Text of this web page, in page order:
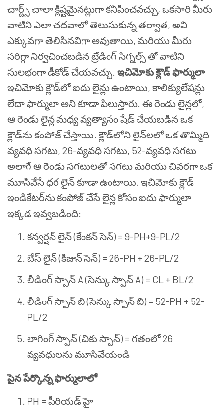
చార్ట్స్ చాలా క్లిష్టమైనట్లుగా కనిపించవచ్చు, ఒకసారి మీరు
వాటిని ఎలా చదవాలో తెలుసుకున్న తర్వాత, అవి
ఎక్కువగా తెలిసినవిగా అవుతాయి, మరియు మీరు
సరిగ్గా నిర్వచించబడిన ట్రేడింగ్ సిగ్నల్స్ తో వాటిని
సులభంగా డీకోడ్ చేయవచ్చు. ఇచిమోకు క్లౌడ్ ఫార్ములా
ఇచిమోకు క్లౌడ్‌లో ఐదు లైన్లు ఉంటాయి, కాలిక్యులేషన్లు
లేదా ఫార్ములా అని కూడా పిలుస్తారు. ఈ రెండు లైన్లలో,
ఆ రెండు లైన్ల మధ్య వ్యత్యాసం షేడ్ చేయబడిన ఒక
క్లౌడ్‌ను కంపోజ్ చేస్తాయి. క్లౌడ్‌లోని లైన్‌లలో ఒక తొమ్మిది
వ్యవధి సగటు, 26-వ్యవధి సగటు, 52-వ్యవధి సగటు
అలాగే ఆ రెండు సగటులతో సగటు మరియు చివరగా ఒక
మూసివేసే ధర లైన్ కూడా ఉంటాయి. ఇచిమోకు క్లౌడ్
ఇండికేటర్‌ను కంపోజ్ చేసే లైన్ల కోసం ఐదు ఫార్ములా
ఇక్కడ ఇవ్వబడింది:
కన్వర్షన్ లైన్ (కేంకన్ సెన్) = 9-PH+9-PL/2
బేస్ లైన్ (కిజున్ సెన్) = 26-PH + 26-PL/2
లీడింగ్ స్పాన్ A (సెన్కు స్పాన్ A) = CL + BL/2
లీడింగ్ స్పాన్ బి (సెన్కు స్పాన్ బి) = 52-PH + 52-
PL/2
లాగింగ్ స్పాన్ (చికు స్పాన్) = గతంలో 26
వ్యవధులను మూసివేయండి
పైన పేర్కొన్న ఫార్ములాలో
PH = పీరియడ్ హై